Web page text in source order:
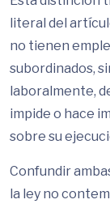
literal del
no tienen
subordinados,
laboralmente,
impide o hace
sobre su
Confundir
la ley no